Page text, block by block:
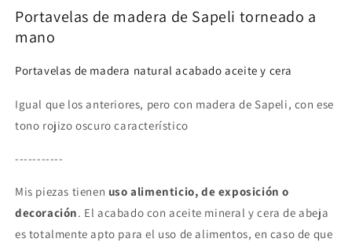
Portavelas de madera de Sapeli torneado a
mano
Portavelas de madera natural acabado aceite y cera
Igual que los anteriores, pero con madera de Sapeli, con ese
tono rojizo oscuro característico
-----------
Mis piezas tienen uso alimenticio, de exposición o
decoración. El acabado con aceite mineral y cera de abeja
es totalmente apto para el uso de alimentos, en caso de que